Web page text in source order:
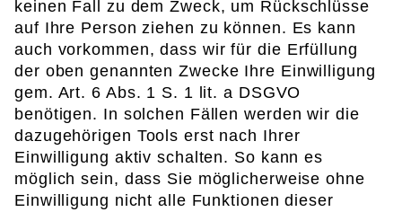
keinen Fall zu dem Zweck, um Rückschlüsse
auf Ihre Person ziehen zu können. Es kann
auch vorkommen, dass wir für die Erfüllung
der oben genannten Zwecke Ihre Einwilligung
gem. Art. 6 Abs. 1 S. 1 lit. a DSGVO
benötigen. In solchen Fällen werden wir die
dazugehörigen Tools erst nach Ihrer
Einwilligung aktiv schalten. So kann es
möglich sein, dass Sie möglicherweise ohne
Einwilligung nicht alle Funktionen dieser